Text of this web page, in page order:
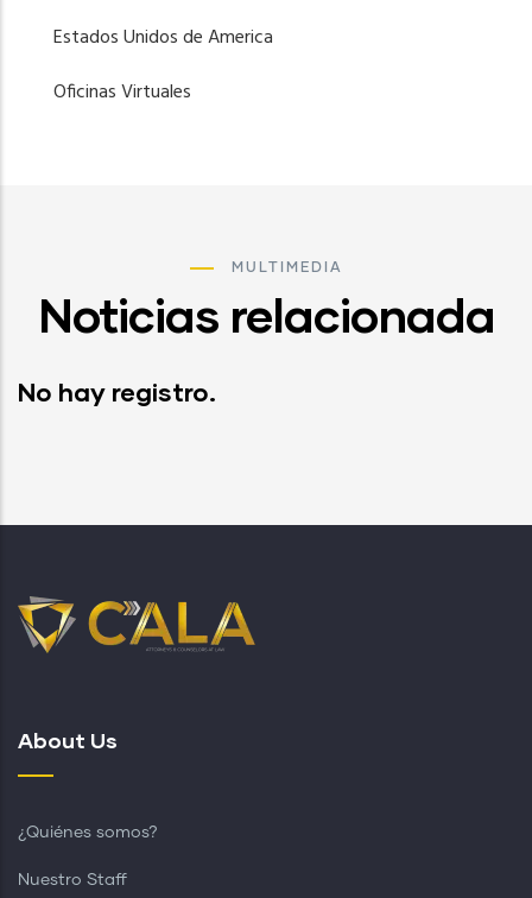
Estados Unidos de America
Oficinas Virtuales
MULTIMEDIA
Noticias relacionada
No hay registro.
About Us
¿Quiénes somos?
Nuestro Staff